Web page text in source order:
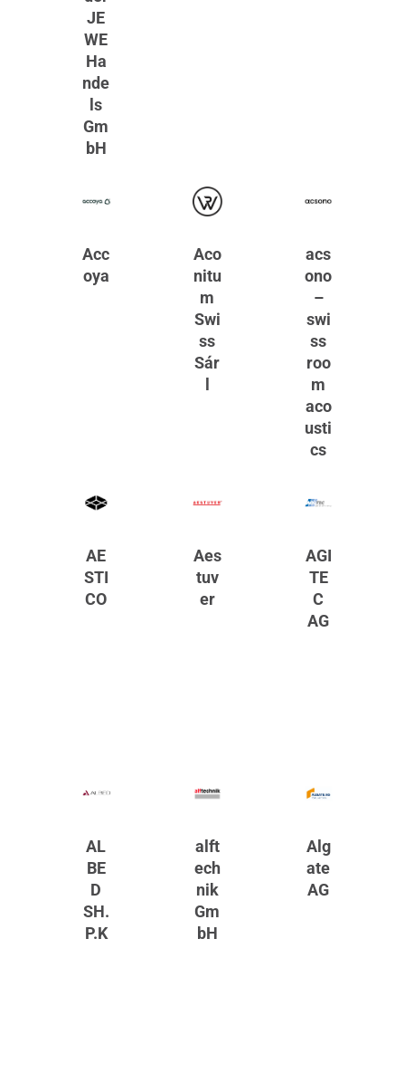
JE
WE
Ha
nde
ls
Gm
bH
Acc
oya
Aco
nitu
m
Swi
ss
Sár
acs
ono
–
swi
ss
roo
m
aco
usti
cs
AE
STI
CO
Aes
tuv
er
AGI
TE
C
AG
AL
BE
D
SH.
P.K
alft
ech
nik
Gm
bH
Alg
ate
AG